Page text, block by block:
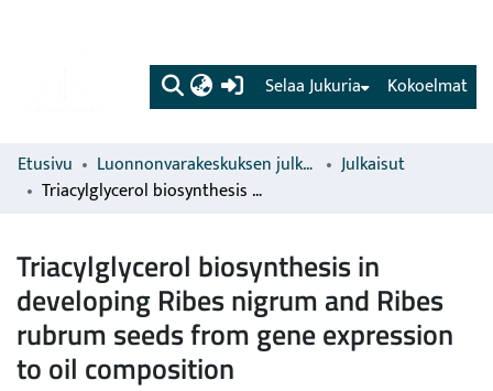
(current) Kokoelmat
Selaa Jukuria
Etusivu Luonnonvarakeskuksen julkaisut
Julkaisut
Triacylglycerol biosynthesis in developing Ribes nigrum and Ribes rubrum seeds from gene expression to oil composition
Triacylglycerol biosynthesis in
developing Ribes nigrum and Ribes
rubrum seeds from gene expression
to oil composition